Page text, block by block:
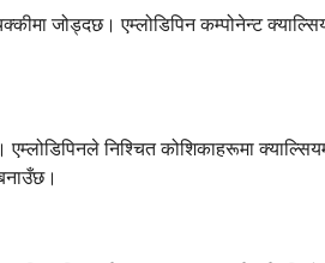
जोड्दछ। एम्लोडिपिन कम्पोनेन्ट
निश्चित कोशिकाहरूमा